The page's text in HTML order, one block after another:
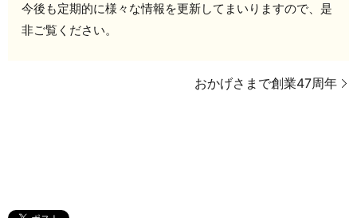
今後も定期的に様々な情報を更新してまいりますので、是
非ご覧ください。
おかげさまで創業47周年